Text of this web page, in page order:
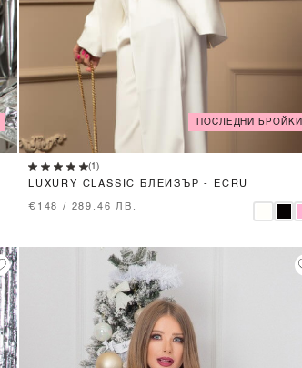
ПОСЛЕДНИ БРОЙКИ
XS M L
(1)
LUXURY CLASSIC БЛЕЙЗЪР - ECRU
€148 / 289.46 ЛВ.